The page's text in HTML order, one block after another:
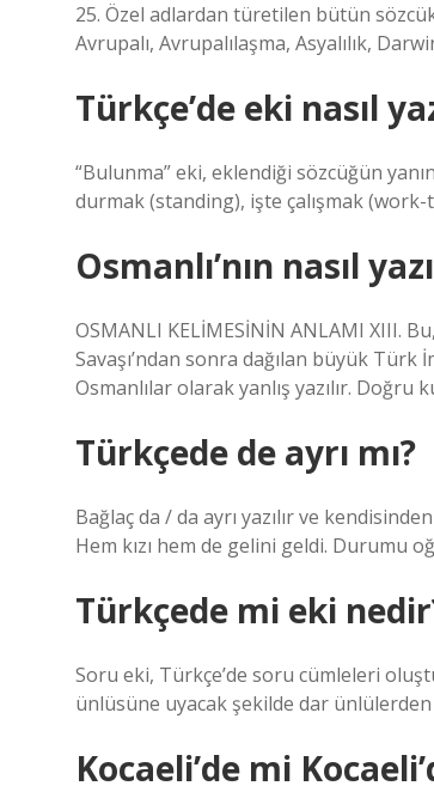
25. Özel adlardan türetilen bütün
Avrupalı, Avrupalılaşma, Asyalılık,
Türkçe’de eki nasıl
“Bulunma” eki, eklendiği sözcüğün
durmak (standing), işte çalışmak (work-
Osmanlı’nın nasıl
OSMANLI KELİMESİNİN ANLAMI XIII.
Savaşı’ndan sonra dağılan büyük
Osmanlılar olarak yanlış yazılır. Doğru
Türkçede de ayrı mı?
Bağlaç da / da ayrı yazılır ve
Hem kızı hem de gelini geldi. Durumu
Türkçede mi eki
Soru eki, Türkçe’de soru cümleleri
ünlüsüne uyacak şekilde dar
Kocaeli’de mi